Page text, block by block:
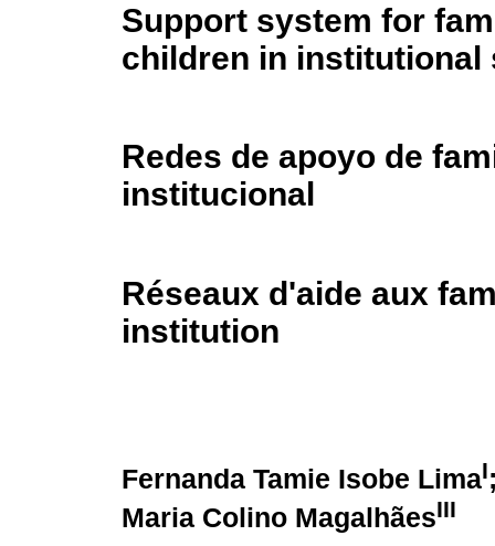
Support system for
children in institutional
Redes de apoyo de
institucional
Réseaux d'aide aux
institution
Fernanda Tamie Isobe LimaI
Maria Colino MagalhãesIII